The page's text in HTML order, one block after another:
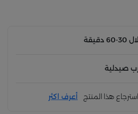
دقيقة
صيدلية
هذا المنتج أعرف اكثر